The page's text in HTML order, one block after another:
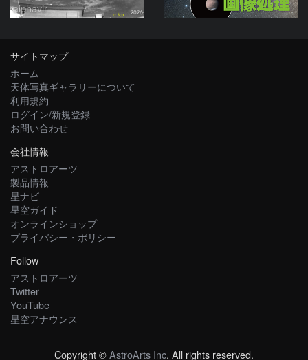
alphavir
サイトマップ
ホーム
天体写真ギャラリーについて
利用規約
ログイン/新規登録
お問い合わせ
会社情報
アストロアーツ
製品情報
星ナビ
星空ガイド
オンラインショップ
プライバシー・ポリシー
Follow
アストロアーツ
Twitter
YouTube
星空アナウンス
Copyright ©AstroArts Inc. All rights reserved.